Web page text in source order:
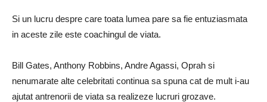
Si un lucru despre care toata lumea pare sa fie entuziasmata
in aceste zile este coachingul de viata.
Bill Gates, Anthony Robbins, Andre Agassi, Oprah si
nenumarate alte celebritati continua sa spuna cat de mult i-au
ajutat antrenorii de viata sa realizeze lucruri grozave.